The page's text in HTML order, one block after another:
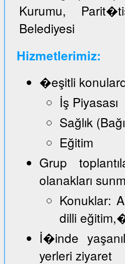
Kurumu,
Belediyesi
Hizmetlerimiz:
�eşitli
İş Piyasası
Sağlık
Eğitim
Grup
olanakları
Konuklar:
dilli
İ�inde
yerleri ziyaret